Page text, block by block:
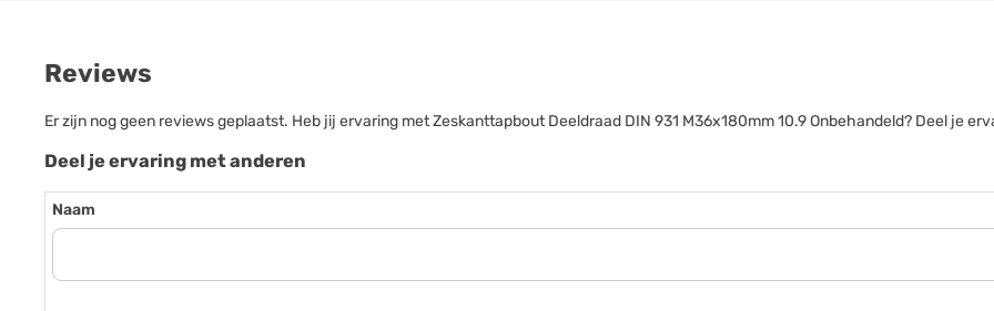
Reviews
Er zijn nog geen reviews geplaatst. Heb jij ervaring met Zeskanttapbout Deeldraad DIN 931 M36x180mm 10.9 Onbehandeld? Deel je
Deel je ervaring met anderen
Naam